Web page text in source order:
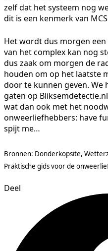
zelf dat het systeem nog
dit is een kenmerk van
Het wordt dus morgen
van het complex kan nog
dus zaak om morgen de
houden om op het laatste
door te kunnen geven. We
gaten op
wat dan ook met het
onweerliefhebbers: have
spijt me…
Bronnen: Donderkopsite,
Praktische gids voor de
Deel